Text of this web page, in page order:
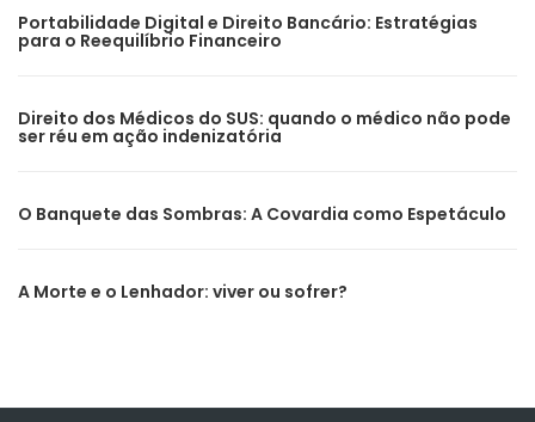
Portabilidade Digital e Direito Bancário: Estratégias
para o Reequilíbrio Financeiro
Direito dos Médicos do SUS: quando o médico não pode
ser réu em ação indenizatória
O Banquete das Sombras: A Covardia como Espetáculo
A Morte e o Lenhador: viver ou sofrer?